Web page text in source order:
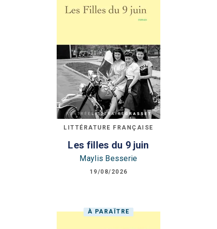
LITTÉRATURE FRANÇAISE
Les filles du 9 juin
Maylis Besserie
19/08/2026
À PARAÎTRE